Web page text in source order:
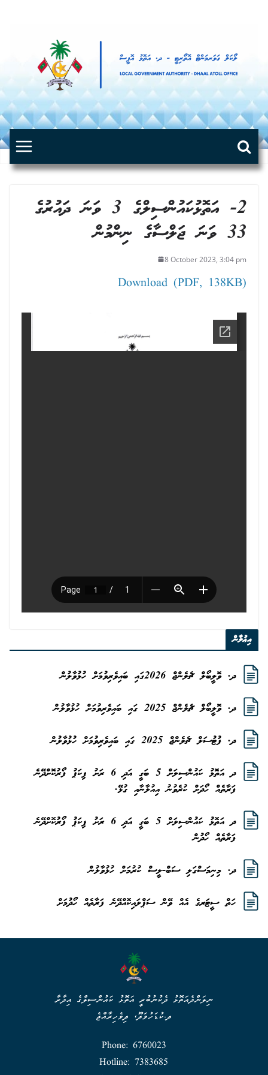
2- އަތޮޅުކައުންސިލްގެ 3 ވަނަ ދައުރުގެ
33 ވަނަ ޖަލްސާގެ ނިންމުން
8 October 2023, 3:04 pm
Download (PDF, 138KB)
އިޢުލާން
ދ. ވޮލީބޯލް ޗެލެންޖް 2026ގައި ބައިވެރިވުމަށް ހުޅުވާލުން
ދ. ވޮލީބޯލް ޗެލެންޖް 2025 ގައި ބައިވެރިވުމަށް ހުޅުވާލުން
ދ. ފުޓުސަލް ޗެލެންޖް 2025 ގައި ބައިވެރިވުމަށް ހުޅުވާލުން
ދ އަތޮޅު ކައުންސިލަށް 5 ބަގީ އަދި 6 ރަށު ޕިކަޕު ފޯރުކޮށްދޭނެ
ފަރާތެއް ހޯދަށް ކުރެވުނު އިއުލާނާއި ގުޅޭ.
ދ އަތޮޅު ކައުންސިލަށް 5 ބަގީ އަދި 6 ރަށު ޕިކަޕު ފޯރުކޮށްދޭނެ
ފަރާތެއް ހޯދުން
ދ. މިނިމަސްގަލި ސަބް-ލީސް ކުރުމަށް ހުޅުވާލުން
ހަތް ސީޓަރގެ އެއް ވޭން ސަޕްލައިކޮއްދޭނެ ފަރާތެއް ހޯދުމަށް
ނިލަންދެއަތޮޅު ދެކުނުބުރީ އަތޮޅު ކައުންސިލްގެ އިދާރާ
ދ.ކުޑަހުވަދޫ، ދިވެހިރާއްޖެ
Phone: 6760023
Hotline: 7383685